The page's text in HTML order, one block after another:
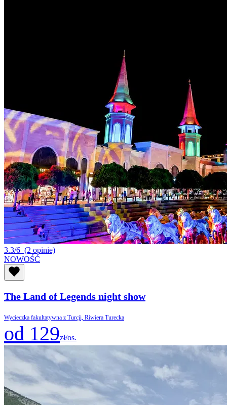
3.3/6 (2 opinie)
NOWOŚĆ
The Land of Legends night show
Wycieczka fakultatywna z Turcji, Riwiera Turecka
od 129zł/os.